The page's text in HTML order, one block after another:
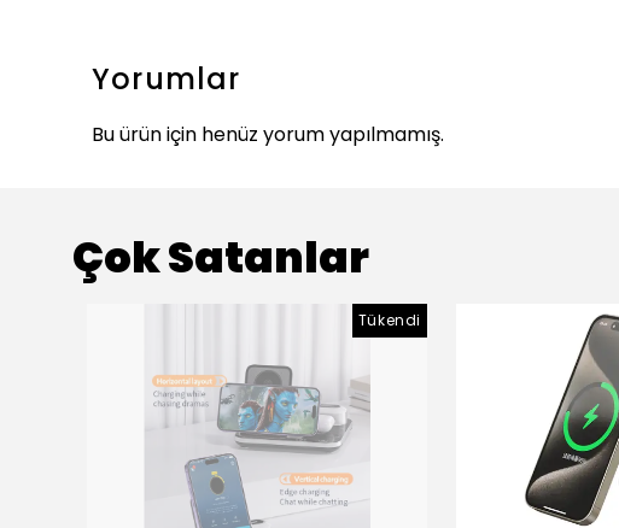
Yorumlar
Bu ürün için henüz yorum yapılmamış.
Çok Satanlar
Tükendi